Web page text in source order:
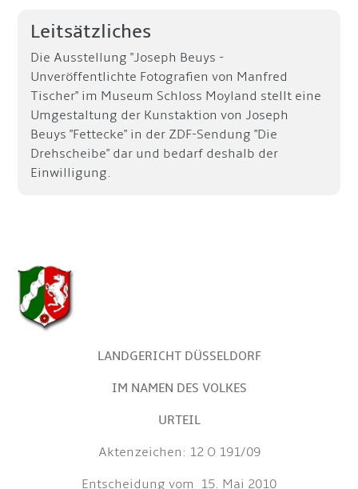
Leitsätzliches
Die Ausstellung "Joseph Beuys -
Unveröffentlichte Fotografien von Manfred
Tischer" im Museum Schloss Moyland stellt eine
Umgestaltung der Kunstaktion von Joseph
Beuys "Fettecke" in der ZDF-Sendung "Die
Drehscheibe" dar und bedarf deshalb der
Einwilligung.
LANDGERICHT DÜSSELDORF
IM NAMEN DES VOLKES
URTEIL
Aktenzeichen: 12 O 191/09
Entscheidung vom 15. Mai 2010